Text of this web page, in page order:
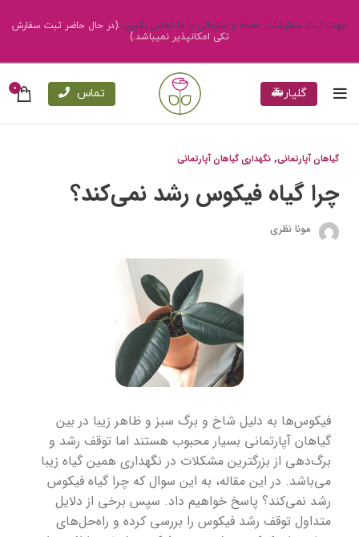
جهت ثبت سفارشات عمده و سازمانی با ما تماس بگیرید.(در حال حاضر ثبت سفارش
تکی امکانپذیر نمیباشد.)
گلیار🚑 تماس 0
گیاهان آپارتمانی, نگهداری گیاهان آپارتمانی
چرا گیاه فیکوس رشد نمی‌کند؟
مونا نظری
فیکوس‌ها به دلیل شاخ و برگ سبز و ظاهر زیبا در بین
گیاهان آپارتمانی بسیار محبوب هستند اما توقف رشد و
برگ‌دهی از بزرگترین مشکلات در نگهداری همین گیاه زیبا
می‌باشد‌. در این مقاله، به این سوال که چرا گیاه فیکوس
رشد نمی‌کند؟ پاسخ خواهیم داد. سپس برخی از دلایل
متداول توقف رشد فیکوس را بررسی کرده و راه‌حل‌های